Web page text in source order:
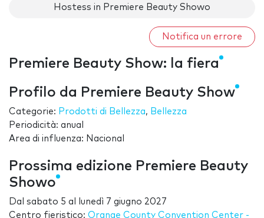
Hostess in Premiere Beauty Showo
Notifica un errore
Premiere Beauty Show: la fiera
Profilo da Premiere Beauty Show
Categorie: Prodotti di Bellezza, Bellezza
Periodicità: anual
Area di influenza: Nacional
Prossima edizione Premiere Beauty
Showo
Dal sabato 5 al
lunedì 7 giugno 2027
Centro fieristico: Orange County Convention Center -